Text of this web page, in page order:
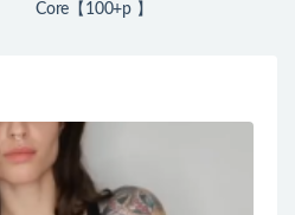
Core【100+p 】